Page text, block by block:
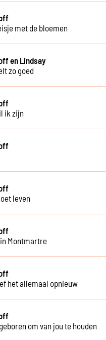
met de bloemen
en Lindsay
zo goed
ik zijn
leven
Montmartre
het allemaal opnieuw
om van jou te houden